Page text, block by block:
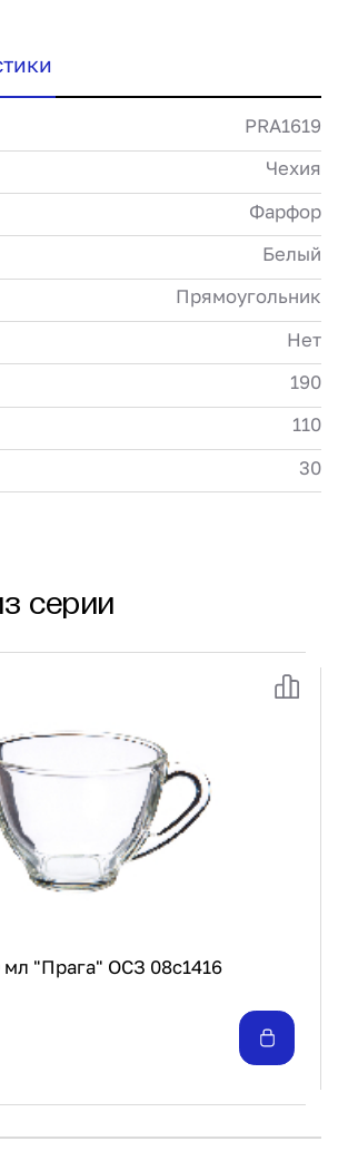
PRA1619
Чехия
Фарфор
Белый
Прямоугольник
Нет
190
110
30
серии
"Прага" ОСЗ 08с1416